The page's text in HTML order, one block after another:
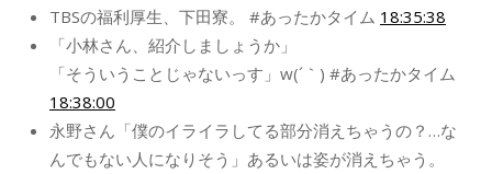
TBSの福利厚生、下田寮。 #あったかタイム 18:35:38
「小林さん、紹介しましょうか」
「そういうことじゃないっす」w(´｀) #あったかタイム
18:38:00
永野さん「僕のイライラしてる部分消えちゃうの？…な
んでもない人になりそう」あるいは姿が消えちゃう。